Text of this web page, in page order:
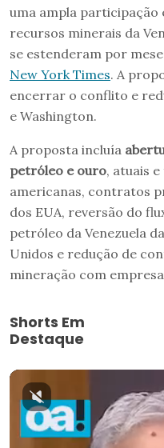
uma ampla
recursos minerais da
se estenderam por
New York Times. A
encerrar o conflito e
e Washington.
A proposta incluía
petróleo e ouro, atuais
americanas, contratos
dos EUA, reversão do
petróleo da Venezuela
Unidos e redução de
mineração com
Shorts Em
Destaque